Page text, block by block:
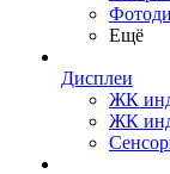
Ещё
Дисплеи
ЖК
ЖК